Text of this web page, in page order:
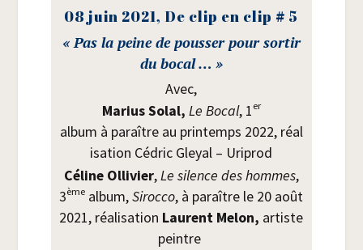
08 juin 2021, De clip en clip# 5
« Pas la peine de pous­ser pour sor­tir
du bocal… »
Avec,
Marius Solal, Le Bocal, 1 er
album à paraître au prin­temps 2022, réa­l
i­sa­tion Cédric Gleyal – Uriprod
Céline Olli­vier,Le silence des hommes,
3ème album,Siroc­co, à paraître le 20 août
2021, réa­li­sa­tion Laurent Melon, artiste
peintre